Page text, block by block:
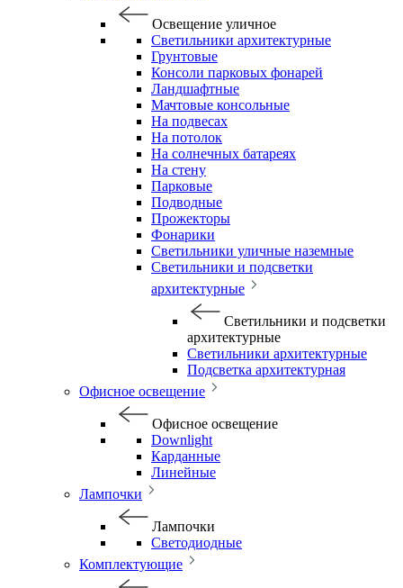
Освещение уличное
Светильники архитектурные
Грунтовые
Консоли парковых фонарей
Ландшафтные
Мачтовые консольные
На подвесах
На потолок
На солнечных батареях
На стену
Парковые
Подводные
Прожекторы
Фонарики
Светильники уличные наземные
Светильники и подсветки
архитектурные
Светильники и подсветки
архитектурные
Светильники архитектурные
Подсветка архитектурная
Офисное освещение
Офисное освещение
Downlight
Карданные
Линейные
Лампочки
Лампочки
Светодиодные
Комплектующие